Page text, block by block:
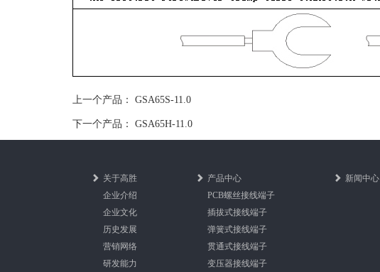
上一个产品： GSA65S-11.0
下一个产品： GSA65H-11.0
关于高胜
企业介绍
企业文化
历史发展
营销网络
研发能力
产品中心
PCB螺丝接线端子
插拔式接线端子
弹簧式接线端子
贯通式接线端子
变压器接线端子
新闻中心